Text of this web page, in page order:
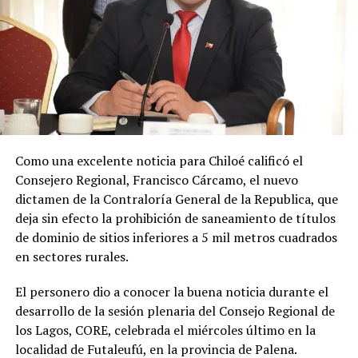
Al respecto, el concejal Enrique Soto Díaz expresó
«Estoy conforme por ir cumpliendo compromisos
que asumí con la comunidad rural. Estamos
avanzando en una necesidad escolar que es evidente
y hoy he podido concretar el principal enlace con el
Ministerio de Educación.»
Soto Díaz también destacó su continuo apoyo a la
comunidad:«En paralelo, he estado acompañando a
la comunidad en lo que fue su presentación al
concejo municipal, donde ya evaluamos aportar a
este sueño con la futura compra de un terreno que
permita el crecimiento de la escuela y así poder
albergar la enseñanza media que todos anhelamos.»
«Es un orgullo aportar al sueño educativo de esta
comunidad. Desde su equipo profesional han hecho
invaluables aportes a nuestra identidad. Son un
grupo fantástico, con grandes liderazgos que hoy son
Como una excelente noticia para Chiloé calificó el
Consejero Regional, Francisco Cárcamo, el nuevo
dictamen de la Contraloría General de la Republica, que
deja sin efecto la prohibición de saneamiento de títulos
de dominio de sitios inferiores a 5 mil metros cuadrados
en sectores rurales.
El personero dio a conocer la buena noticia durante el
desarrollo de la sesión plenaria del Consejo Regional de
los Lagos, CORE, celebrada el miércoles último en la
localidad de Futaleufú, en la provincia de Palena.